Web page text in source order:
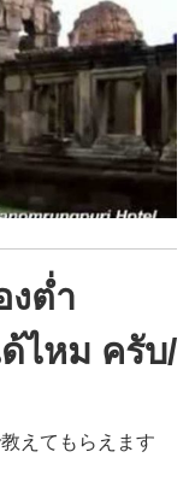
ต่ำ
ไหม ครับ/
えてもらえます